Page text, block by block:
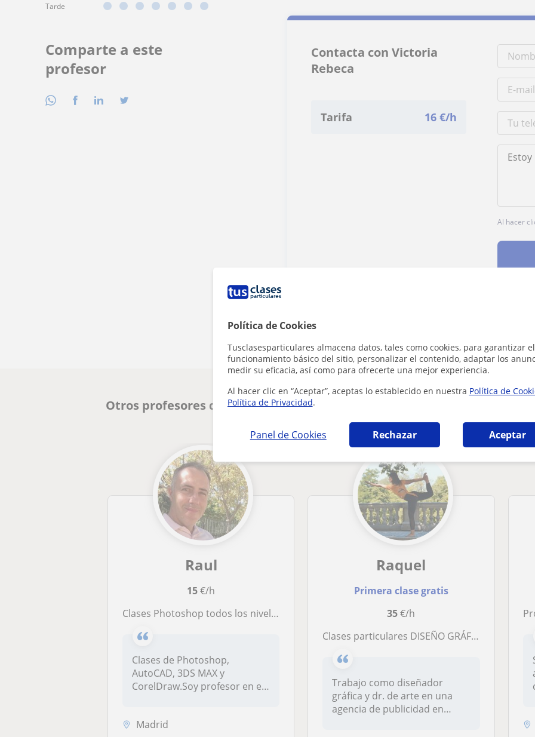
Política de Cookies
Tusclasesparticulares almacena datos, tales como cookies, para garantizar el
funcionamiento básico del sitio, personalizar el contenido, adaptar los
medir su eficacia, así como para ofrecerte una mejor experiencia.
Al hacer clic en “Aceptar”, aceptas lo establecido en nuestra Política de
Política de Privacidad.
Panel de Cookies Rechazar Aceptar
Tarde
Comparte a este
profesor
Contacta con Victoria
Rebeca
Tarifa 16 €/h
Al hacer
¿Hay algún error en este perfil?
Otros profesores de Diseño Gráfico en Madrid que pueden interesarte
Raul
15€/h
Clases Photoshop todos los niveles
Clases de Photoshop,
AutoCAD, 3DS MAX y
CorelDraw.Soy profesor en el
Madrid
Raquel
Primera clase gratis
35€/h
Clases particulares DISEÑO GRÁFICO
Trabajo como diseñador
gráfica y dr. de arte en una
agencia de publicidad en